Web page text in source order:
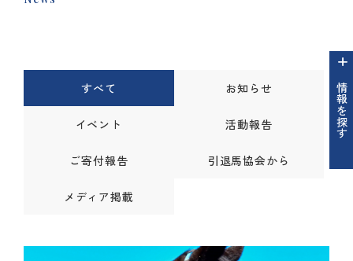
情報を探す
すべて お知らせ
イベント 活動報告
ご寄付報告 引退馬協会から
メディア掲載